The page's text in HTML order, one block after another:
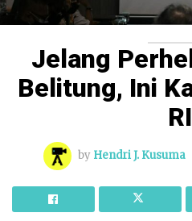
Jelang
Belitung, Ini
RI
by Hendri J. Kusuma